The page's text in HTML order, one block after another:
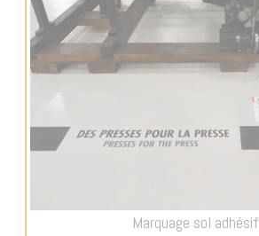
Marquage sol adhésif